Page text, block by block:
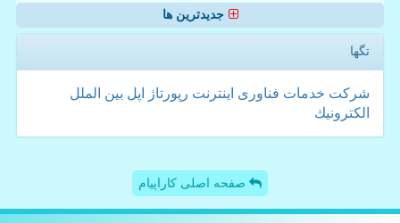
جدیدترین ها
تگها
شركت خدمات فناوری اینترنت رپورتاژ اپل بین الملل
الكترونیك
صفحه اصلی کاراپیام